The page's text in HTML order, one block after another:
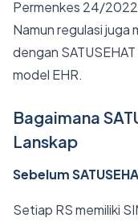
Permenkes 24/
Namun regulasi
dengan
model EHR.
Bagaimana
Lanskap
Sebelum
Setiap RS memiliki